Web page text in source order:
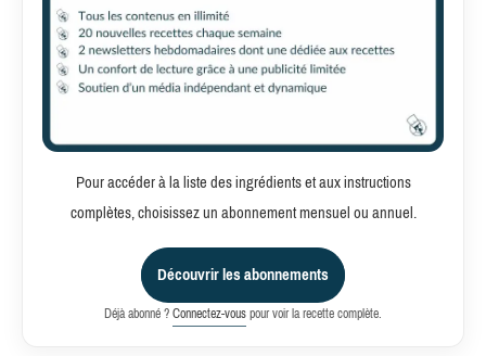
Pour accéder à la liste des ingrédients et aux instructions
complètes, choisissez un abonnement mensuel ou annuel.
Découvrir les abonnements
Déjà abonné ?Connectez-vouspour voir la recette complète.